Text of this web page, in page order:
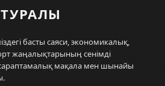
ТУРАЛЫ
басты саяси, экономикалық,
жаңалықтарының сенімді
сараптамалық мақала мен шынайы